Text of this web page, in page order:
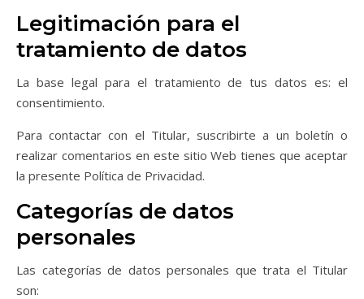
Legitimación para el
tratamiento de datos
La base legal para el tratamiento de tus datos es: el
consentimiento.
Para contactar con el Titular, suscribirte a un boletín o
realizar comentarios en este sitio Web tienes que aceptar
la presente Política de Privacidad.
Categorías de datos
personales
Las categorías de datos personales que trata el Titular
son: